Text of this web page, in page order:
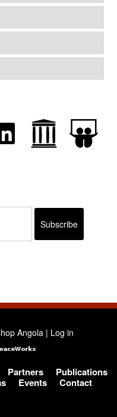
Angola | Log in
Partners
Publications
Events Contact